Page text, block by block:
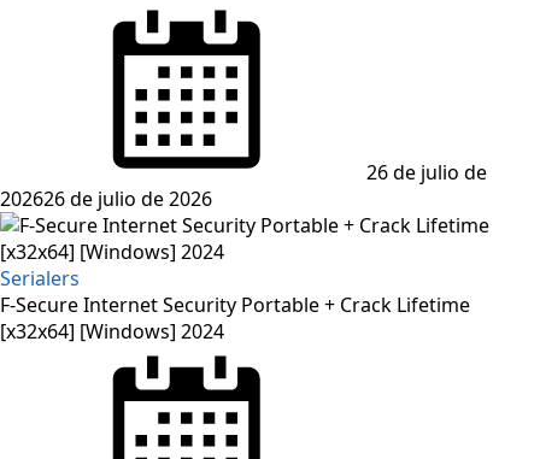
26 de julio de
202626 de julio de 2026
Serialers
F-Secure Internet Security Portable + Crack Lifetime
[x32x64] [Windows] 2024